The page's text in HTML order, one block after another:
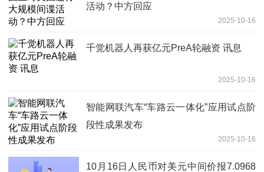
活动？中方回应
2025-10-16
千觉机器人再获亿元PreA轮融资 讯息
2025-10-16
智能网联汽车“车路云一体化”应用试点阶
段性成果发布
2025-10-16
10月16日人民币对美元中间价报7.0968